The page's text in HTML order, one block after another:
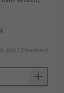
€ 200,13/eenheid